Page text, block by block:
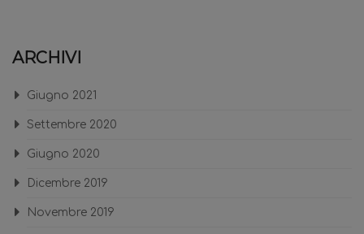
ARCHIVI
Giugno 2021
Settembre 2020
Giugno 2020
Dicembre 2019
Novembre 2019